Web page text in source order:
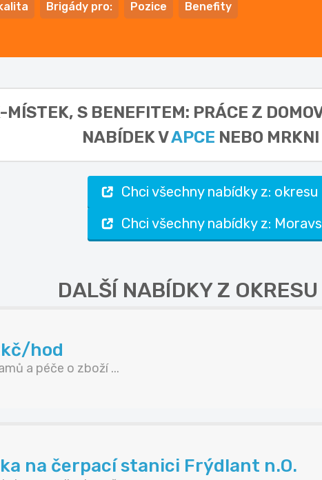
Brigády pro: Pozice Benefity
MÍSTEK, S BENEFITEM: PRÁCE Z
NABÍDEK VAPCE NEBO
Chci všechny nabídky z:
Chci všechny nabídky z:
DALŠÍ NABÍDKY Z OKRESU
hod
a péče o zboží ...
na čerpací stanici Frýdlant n.O.